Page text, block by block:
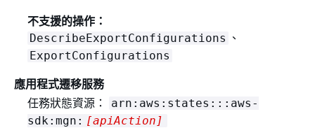
不支援的操作：
DescribeExportConfigurations 、
ExportConfigurations
應用程式遷移服務
任務狀態資源：
arn:aws:states:::aws-
sdk:mgn: [apiAction]